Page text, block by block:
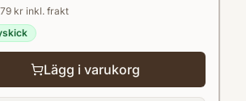
att stödja och hjälpa
Vilka begrepp och
grunden för social
praktiska förmågor behövs
kr inkl. frakt
Lägg i varukorg